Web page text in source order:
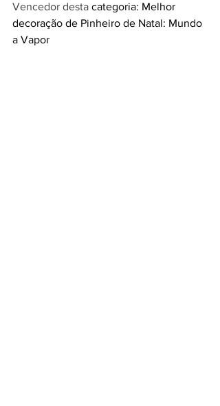
Vencedor desta categoria: Melhor
decoração de Pinheiro de Natal: Mundo
a Vapor